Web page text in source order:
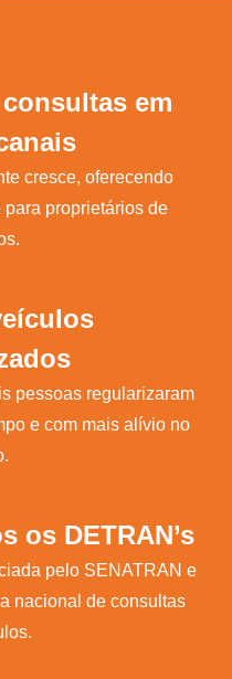
em
cresce, oferecendo
proprietários de
pessoas regularizaram
e com mais alívio no
os DETRAN’s
pelo SENATRAN e
nacional de consultas